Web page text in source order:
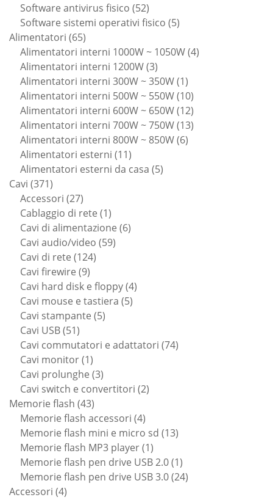
Software antivirus fisico 5252
prodotti
Software sistemi operativi fisico 55
Alimentatori 6565
prodotti
Alimentatori interni 1000W ~ 1050W 44
Alimentatori interni 1200W 33
prodotti
Alimentatori interni 300W ~ 350W 11
prodotto
Alimentatori interni 500W ~ 550W 1010
prodotti
Alimentatori interni 600W ~ 650W 1212
prodotti
Alimentatori interni 700W ~ 750W 1313
Alimentatori interni 800W ~ 850W 66
Alimentatori esterni 1111
prodotti
Alimentatori esterni da casa 55
Cavi 371371
prodotti
Accessori 2727
prodotti
Cablaggio di rete 11
prodotto
Cavi di alimentazione 66
Cavi audio/video 5959
Cavi di rete 124124
Cavi firewire 99
prodotti
Cavi hard disk e floppy 44
Cavi mouse e tastiera 55
Cavi stampante 55
Cavi USB 5151
prodotti
Cavi commutatori e adattatori 7474
Cavi monitor 11
prodotto
Cavi prolunghe 33
prodotti
Cavi switch e convertitori 22
Memorie flash 4343
prodotti
Memorie flash accessori 44
prodotti
Memorie flash mini e micro sd 1313
Memorie flash MP3 player 11
prodotto
Memorie flash pen drive USB 2.0 11
prodotto
Memorie flash pen drive USB 3.0 2424
Accessori 44